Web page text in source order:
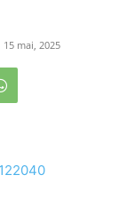
15 mai, 2025